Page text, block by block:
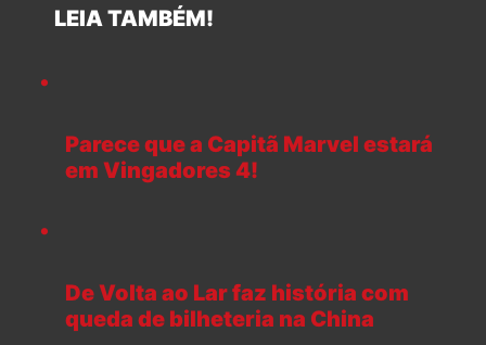
LEIA TAMBÉM!
Parece que a Capitã Marvel estará
em Vingadores 4!
De Volta ao Lar faz história com
queda de bilheteria na China